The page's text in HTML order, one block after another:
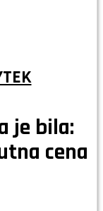
je bila:
cena